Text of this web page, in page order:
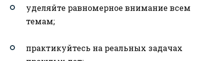
уделяйте равномерное внимание всем
темам;
практикуйтесь на реальных задачах